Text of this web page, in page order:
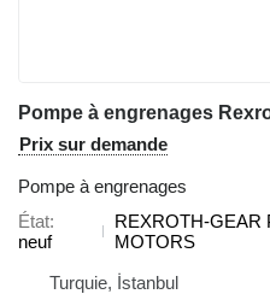
Pompe à engrenages
Prix sur demande
Pompe à engrenages
État
neuf
REXROTH-GEAR
MOTORS
Turquie, İstanbul